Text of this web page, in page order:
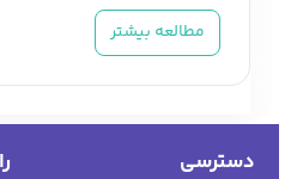
کیف مردانه
سویشرت و هودی پسرانه
پوشاک بچه‌گانه است که
جذاب را با هم ترکیب
این محصولات باید به
آن‌ها توجه کنند تا کودک
مطالعه بیشتر
دسترسی